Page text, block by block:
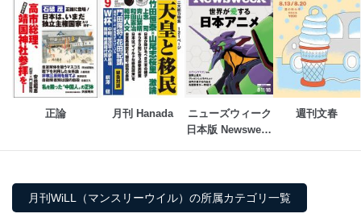
ソフトウェア等を導入し、自動更新 機能等の活用
により、これを最新状態としています。
情報システムの使用に伴う漏洩等の防止
メール等により個人データの含まれるファイルを
送信する場合に、当該ファイルへのパスワードを
設定しています。
個人情報保護マネジメントシステムの継続的改善
善し、常に最良の状態を維持します。
正論 月刊 Hanada
ニューズウィーク
日本版 Newsweek
週刊文春
月刊WiLL（マンスリーウイル）の所属カテゴリ一覧